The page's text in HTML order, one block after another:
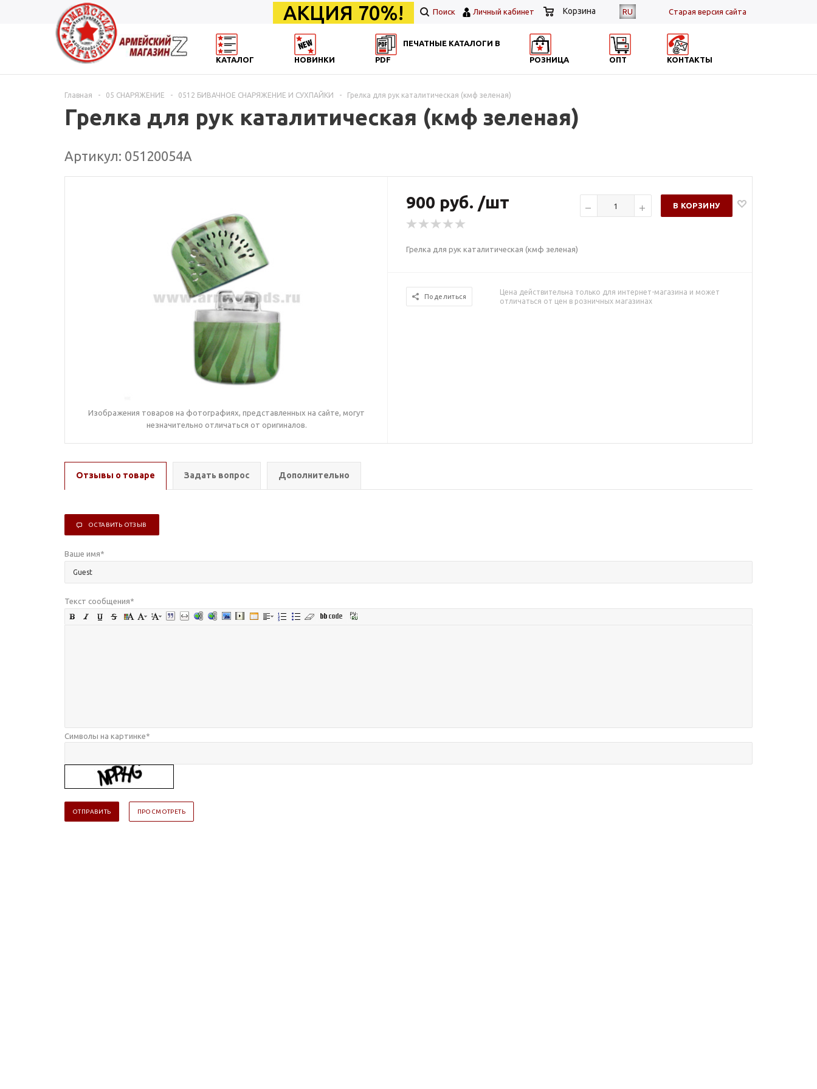
RU Cтарая версия сайта
АКЦИЯ 70%! Поиск Личный кабинет Корзина
КАТАЛОГ НОВИНКИ
ПЕЧАТНЫЕ КАТАЛОГИ В
PDF
РОЗНИЦА ОПТ КОНТАКТЫ
Главная - 05 СНАРЯЖЕНИЕ - 0512 БИВАЧНОЕ СНАРЯЖЕНИЕ И СУХПАЙКИ - Грелка для рук каталитическая (кмф зеленая)
Грелка для рук каталитическая (кмф зеленая)
Артикул: 05120054А
Изображения товаров на фотографиях, представленных на сайте, могут
незначительно отличаться от оригиналов.
900 руб. /шт В КОРЗИНУ
Грелка для рук каталитическая (кмф зеленая)
Поделиться
Цена действительна только для интернет-магазина и может
отличаться от цен в розничных магазинах
Отзывы о товаре Задать вопрос Дополнительно
ОСТАВИТЬ ОТЗЫВ
Ваше имя*
Текст сообщения*
Символы на картинке*